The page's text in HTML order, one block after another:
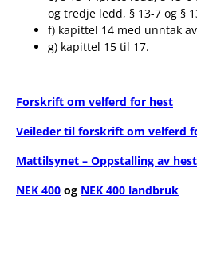
og tredje ledd, § 13-7 og §
f) kapittel 14 med unntak
g) kapittel 15 til 17.
Forskrift om velferd for hest
Veileder til forskrift om velferd
Mattilsynet – Oppstalling av hest
NEK 400 og NEK 400 landbruk